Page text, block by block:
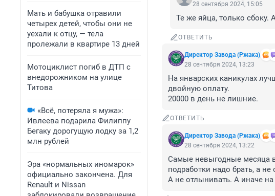
Мать и бабушка отравили
четырех детей, чтобы они не
уехали к отцу, — тела
пролежали в квартире 13 дней
Мотоциклист погиб в ДТП с
внедорожником на улице
Титова
«Всё, потеряла я мужа»:
Ивлеева подарила Филиппу
Бегаку дорогущую лодку за 1,2
млн рублей
Эра «нормальных иномарок»
официально закончена. Для
Renault и Nissan
28 сентября 2024, 15:05
Те же яйца, только
ОТВЕТИТЬ
Директор Завода (Ржака)
28 сентября 2024, 13:23
На январских каникулах
двойную оплату.
20000 в день не лишние.
ОТВЕТИТЬ
Директор Завода (Ржака)
28 сентября 2024, 13:22
Самые невыгодные месяца
подработки надо брать, а не
А не отлынивать. А иначе